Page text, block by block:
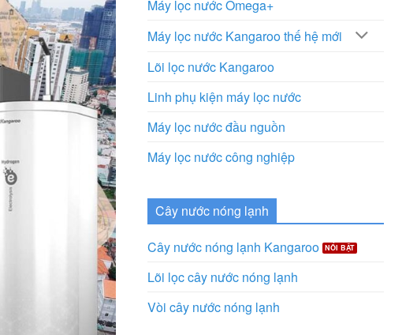
Máy lọc nước Omega+
Máy lọc nước Kangaroo thế hệ mới
Lõi lọc nước Kangaroo
Linh phụ kiện máy lọc nước
Máy lọc nước đầu nguồn
Máy lọc nước công nghiệp
Cây nước nóng lạnh
Cây nước nóng lạnh Kangaroo
Lõi lọc cây nước nóng lạnh
Vòi cây nước nóng lạnh